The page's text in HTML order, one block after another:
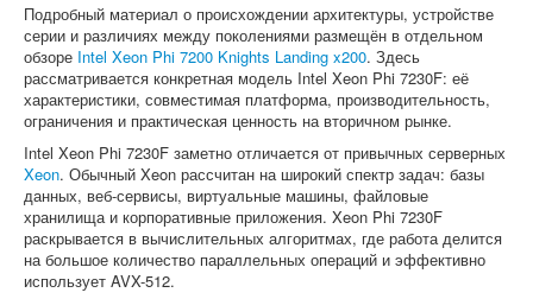
Подробный материал о происхождении архитектуры, устройстве
серии и различиях между поколениями размещён в отдельном
обзоре Intel Xeon Phi 7200 Knights Landing x200. Здесь
рассматривается конкретная модель Intel Xeon Phi 7230F: её
характеристики, совместимая платформа, производительность,
ограничения и практическая ценность на вторичном рынке.
Intel Xeon Phi 7230F заметно отличается от привычных серверных
Xeon. Обычный Xeon рассчитан на широкий спектр задач: базы
данных, веб-сервисы, виртуальные машины, файловые
хранилища и корпоративные приложения. Xeon Phi 7230F
раскрывается в вычислительных алгоритмах, где работа делится
на большое количество параллельных операций и эффективно
использует AVX-512.